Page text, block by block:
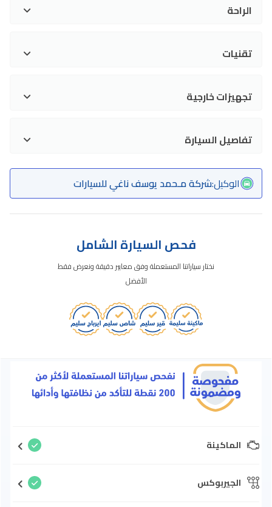
الراحة
تقنيات
تجهيزات خارجية
تفاصيل السيارة
الوكيل:شركة مـحمد يوسف ناغي للسيارات
فحص السيارة الشامل
نختار سياراتنا المستعملة وفق معايير دقيقة ونعرض فقط
الأفضل
الماكينة
الجيربوكس